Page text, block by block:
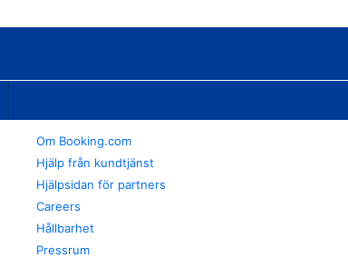
Om Booking.com
Hjälp från kundtjänst
Hjälpsidan för partners
Careers
Hållbarhet
Pressrum